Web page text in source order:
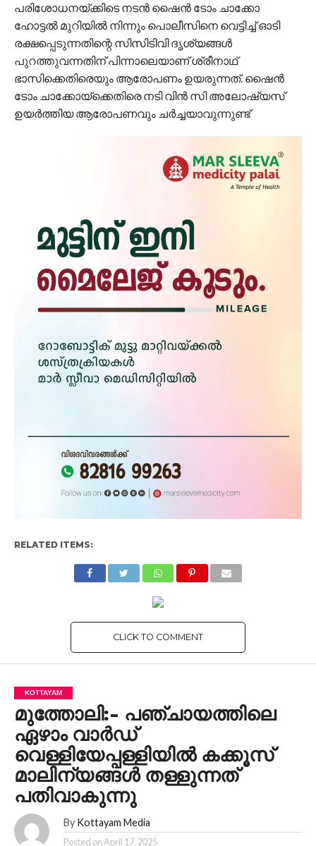
പരിശോധനയ്ക്കിടെ നടന്‍ ഷൈന്‍ ടോം ചാക്കോ
ഹോട്ടല്‍ മുറിയില്‍ നിന്നും പൊലീസിനെ വെട്ടിച്ച് ഓടി
രക്ഷപ്പെടുന്നതിന്റെ സിസിടിവി ദൃശ്യങ്ങള്‍
പുറത്തുവന്നതിന് പിന്നാലെയാണ് ശ്രീനാഥ്
ഭാസിക്കെതിരെയും ആരോപണം ഉയരുന്നത്. ഷൈന്‍
ടോം ചാക്കോയ്‌ക്കെതിരെ നടി വിന്‍ സി അലോഷ്യസ്
ഉയര്‍ത്തിയ ആരോപണവും ചർച്ചയാവുന്നുണ്ട്
RELATED ITEMS:
CLICK TO COMMENT
KOTTAYAM
മുത്തോലി:- പഞ്ചായത്തിലെ
ഏഴാം വാർഡ്
വെള്ളിയേപ്പള്ളിയിൽ കക്കൂസ്
മാലിന്യങ്ങൾ തള്ളുന്നത്
പതിവാകുന്നു
By Kottayam Media
Posted onApril 17, 2025